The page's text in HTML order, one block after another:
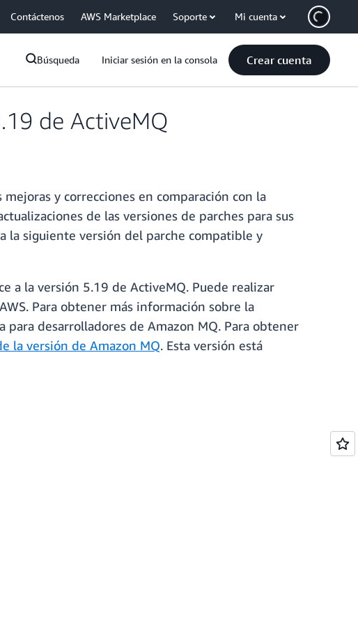
Contáctenos AWS Marketplace Soporte Mi cuenta
Búsqueda Iniciar sesión en la consola Crear cuenta
de ActiveMQ
y correcciones en comparación con la
de las versiones de parches para sus
la siguiente versión del parche compatible y
a la versión 5.19 de ActiveMQ. Puede realizar
Para obtener más información sobre la
para desarrolladores de Amazon MQ. Para obtener
la versión de Amazon MQ. Esta versión está